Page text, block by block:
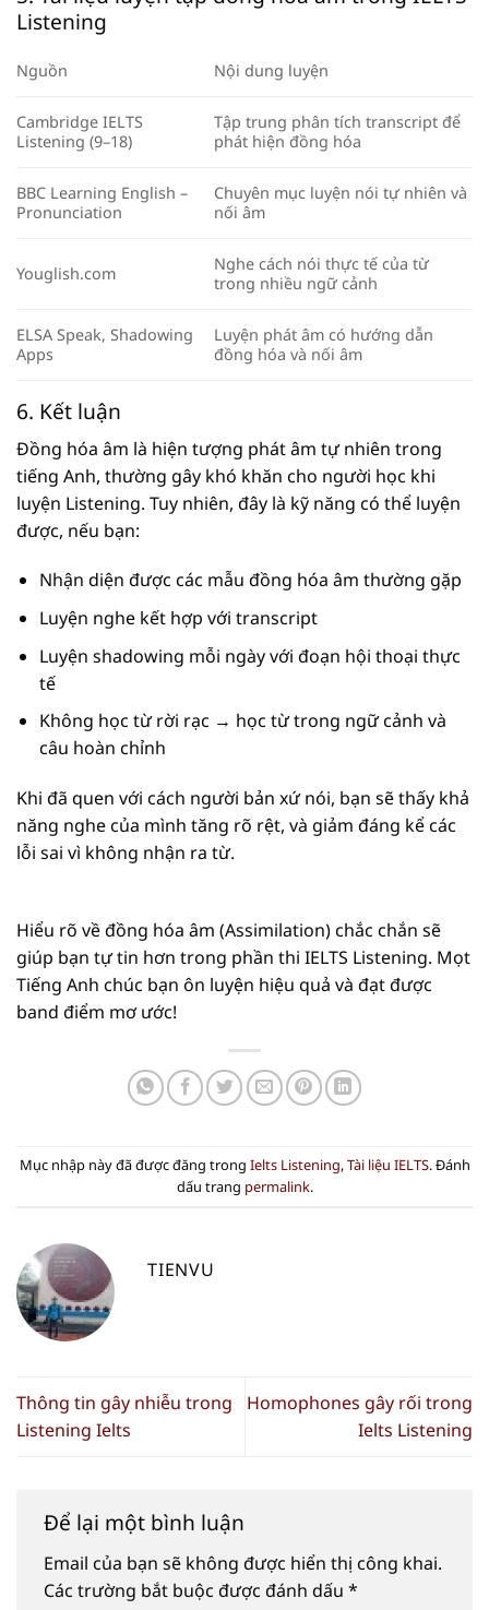
Listening
Nguồn Nội dung luyện
Cambridge IELTS
Listening (9–18)
Tập trung phân tích transcript để
phát hiện đồng hóa
BBC Learning English –
Pronunciation
Chuyên mục luyện nói tự nhiên và
nối âm
Youglish.com
Nghe cách nói thực tế của từ
trong nhiều ngữ cảnh
ELSA Speak, Shadowing
Apps
Luyện phát âm có hướng dẫn
đồng hóa và nối âm
6. Kết luận
Đồng hóa âm là hiện tượng phát âm tự nhiên trong
tiếng Anh, thường gây khó khăn cho người học khi
luyện Listening. Tuy nhiên, đây là kỹ năng có thể luyện
được, nếu bạn:
Nhận diện được các mẫu đồng hóa âm thường gặp
Luyện nghe kết hợp với transcript
Luyện shadowing mỗi ngày với đoạn hội thoại thực
tế
Không học từ rời rạc → học từ trong ngữ cảnh và
câu hoàn chỉnh
Khi đã quen với cách người bản xứ nói, bạn sẽ thấy khả
năng nghe của mình tăng rõ rệt, và giảm đáng kể các
lỗi sai vì không nhận ra từ.
Hiểu rõ về đồng hóa âm (Assimilation) chắc chắn sẽ
giúp bạn tự tin hơn trong phần thi IELTS Listening. Mọt
Tiếng Anh chúc bạn ôn luyện hiệu quả và đạt được
band điểm mơ ước!
Mục nhập này đã được đăng trong Ielts Listening,Tài liệu IELTS. Đánh
dấu trang permalink.
TIENVU
Thông tin gây nhiễu trong
Listening Ielts
Homophones gây rối trong
Ielts Listening
Để lại một bình luận
Email của bạn sẽ không được hiển thị công khai.
Các trường bắt buộc được đánh dấu *